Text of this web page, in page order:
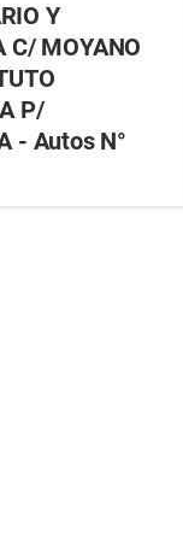
Y
C/ MOYANO
P/
- Autos N°